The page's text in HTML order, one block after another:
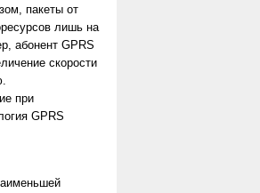
пакеты от
лишь на
абонент GPRS
скорости
при
GPRS